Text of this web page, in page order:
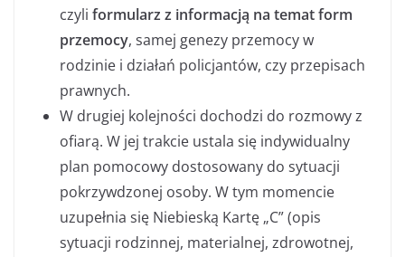
czyli formularz z informacją na temat form
przemocy, samej genezy przemocy w
rodzinie i działań policjantów, czy przepisach
prawnych.
W drugiej kolejności dochodzi do rozmowy z
ofiarą. W jej trakcie ustala się indywidualny
plan pomocowy dostosowany do sytuacji
pokrzywdzonej osoby. W tym momencie
uzupełnia się Niebieską Kartę „C” (opis
sytuacji rodzinnej, materialnej, zdrowotnej,